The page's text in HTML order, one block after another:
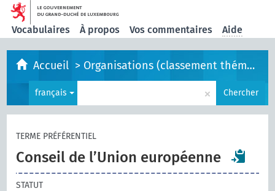
Vocabulaires À propos Vos commentaires Aide
Accueil > Organisations (classement thématique)
français × Chercher
TERME PRÉFÉRENTIEL
Conseil de l’Union européenne
STATUT